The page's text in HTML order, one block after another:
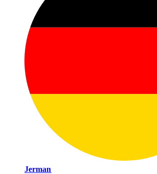
Jerman​​